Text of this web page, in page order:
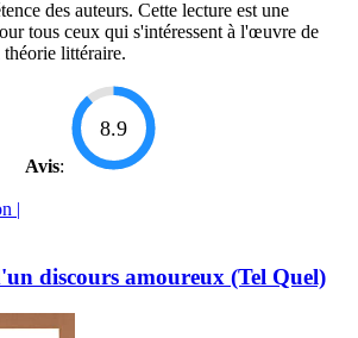
des auteurs. Cette lecture est une
tous ceux qui s'intéressent à l'œuvre de
littéraire.
Avis:
8.9
|
discours amoureux (Tel Quel)